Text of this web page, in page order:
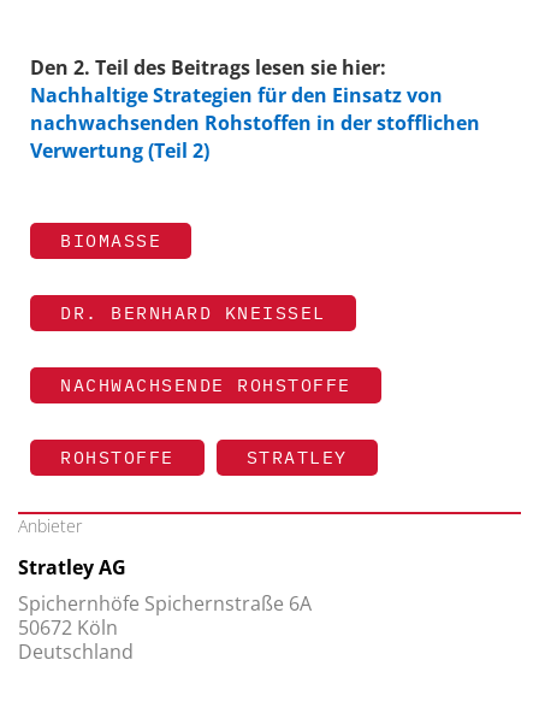
Den 2. Teil des Beitrags lesen sie hier:
Nachhaltige Strategien für den Einsatz von
nachwachsenden Rohstoffen in der stofflichen
Verwertung (Teil 2)
BIOMASSE
DR. BERNHARD KNEISSEL
NACHWACHSENDE ROHSTOFFE
ROHSTOFFE STRATLEY
Anbieter
Stratley AG
Spichernhöfe Spichernstraße 6A
50672 Köln
Deutschland